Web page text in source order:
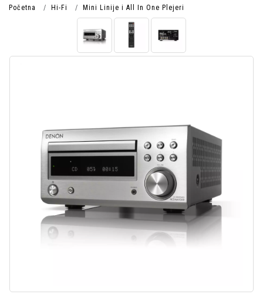
Početna Hi-Fi Mini Linije i All In One Plejeri